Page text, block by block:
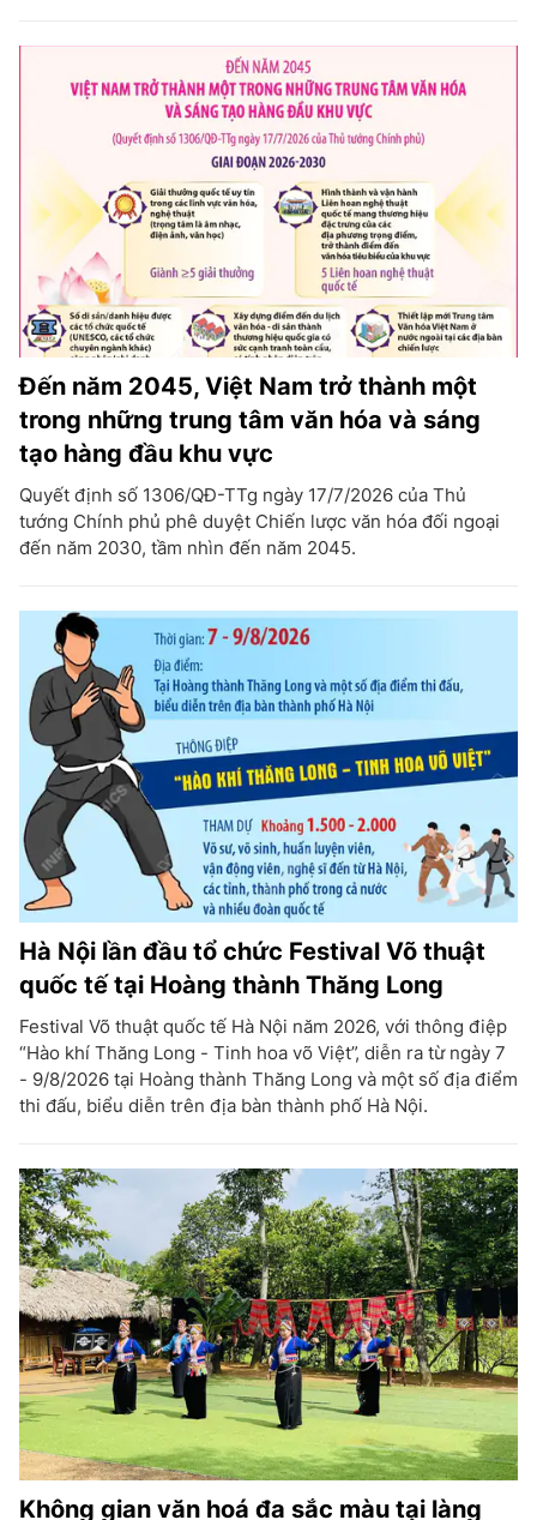
Đến năm 2045, Việt Nam trở thành một
trong những trung tâm văn hóa và sáng
tạo hàng đầu khu vực
Quyết định số 1306/QĐ-TTg ngày 17/7/2026 của Thủ
tướng Chính phủ phê duyệt Chiến lược văn hóa đối ngoại
đến năm 2030, tầm nhìn đến năm 2045.
Hà Nội lần đầu tổ chức Festival Võ thuật
quốc tế tại Hoàng thành Thăng Long
Festival Võ thuật quốc tế Hà Nội năm 2026, với thông điệp
“Hào khí Thăng Long - Tinh hoa võ Việt”, diễn ra từ ngày 7
- 9/8/2026 tại Hoàng thành Thăng Long và một số địa điểm
thi đấu, biểu diễn trên địa bàn thành phố Hà Nội.
Không gian văn hoá đa sắc màu tại làng